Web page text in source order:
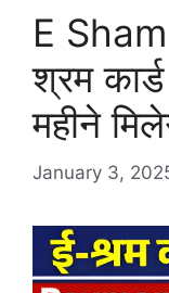
E
श्रम
महीने
January 3,